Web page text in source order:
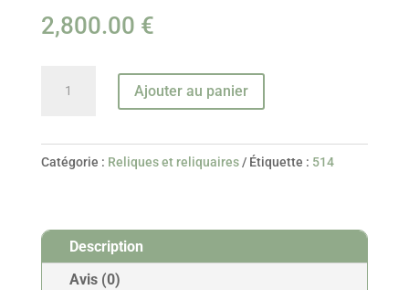
2,800.00 €
Amand
Début
Ajouter au panier
Catégorie : Reliques et reliquaires Étiquette : 514
Description
Avis (0)